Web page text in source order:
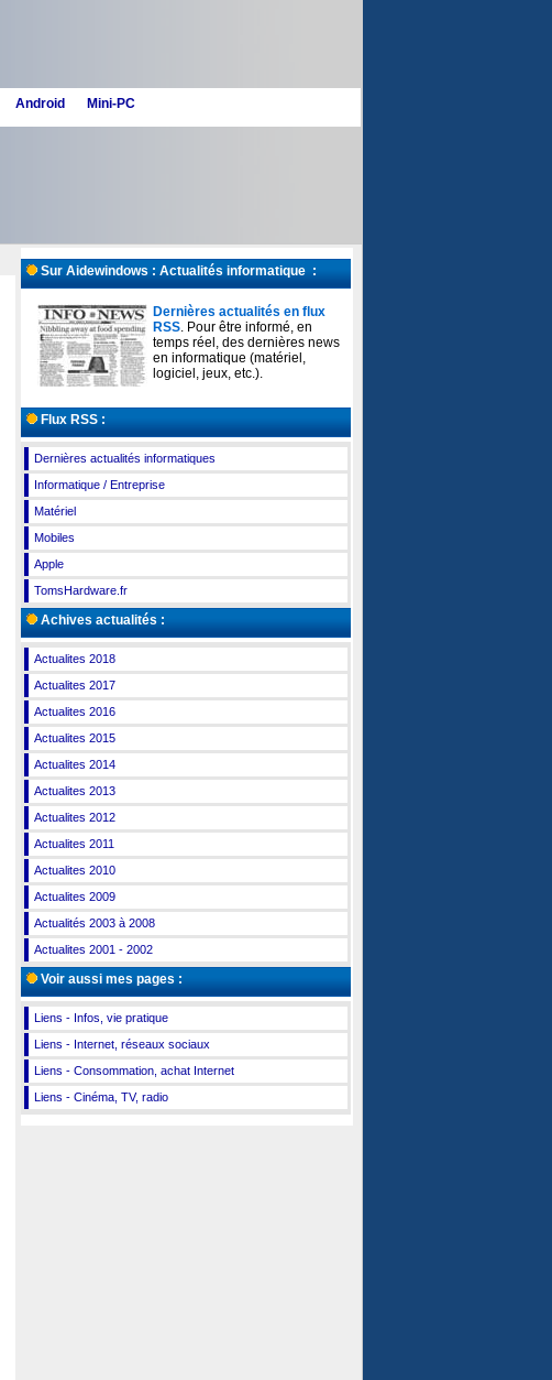
Android Mini-PC
Sur Aidewindows : Actualités informatique :
Dernières actualités en flux
RSS. Pour être informé, en
temps réel, des dernières news
en informatique (matériel,
logiciel, jeux, etc.).
Flux RSS :
Dernières actualités informatiques
Informatique / Entreprise
Matériel
Mobiles
Apple
TomsHardware.fr
Achives actualités :
Actualites 2018
Actualites 2017
Actualites 2016
Actualites 2015
Actualites 2014
Actualites 2013
Actualites 2012
Actualites 2011
Actualites 2010
Actualites 2009
Actualités 2003 à 2008
Actualites 2001 - 2002
Voir aussi mes pages :
Liens - Infos, vie pratique
Liens - Internet, réseaux sociaux
Liens - Consommation, achat Internet
Liens - Cinéma, TV, radio